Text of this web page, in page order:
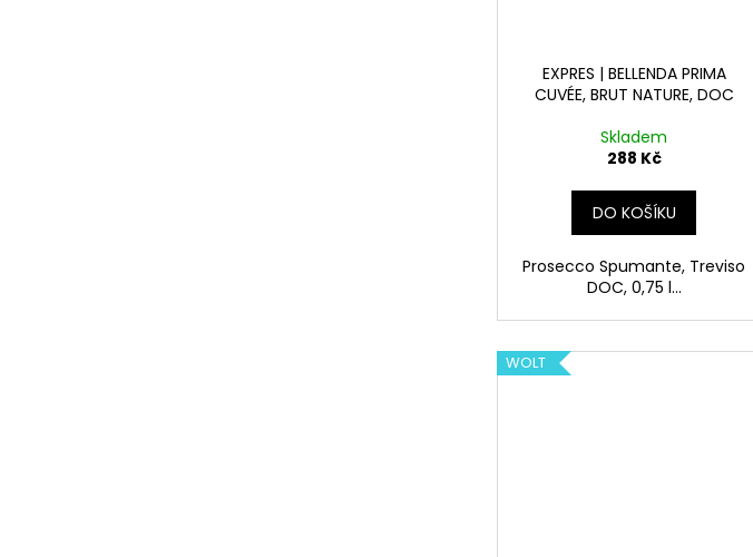
EXPRES | BELLENDA PRIMA
CUVÉE, BRUT NATURE, DOC
Skladem
288 Kč
DO KOŠÍKU
Prosecco Spumante, Treviso
DOC, 0,75 l...
WOLT